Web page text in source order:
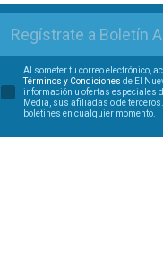
Regístrate a Boletín
Al someter tu correo electrónico,
Términos y Condiciones de El
información u ofertas especiales
Media, sus afiliadas o de
boletines en cualquier momento.